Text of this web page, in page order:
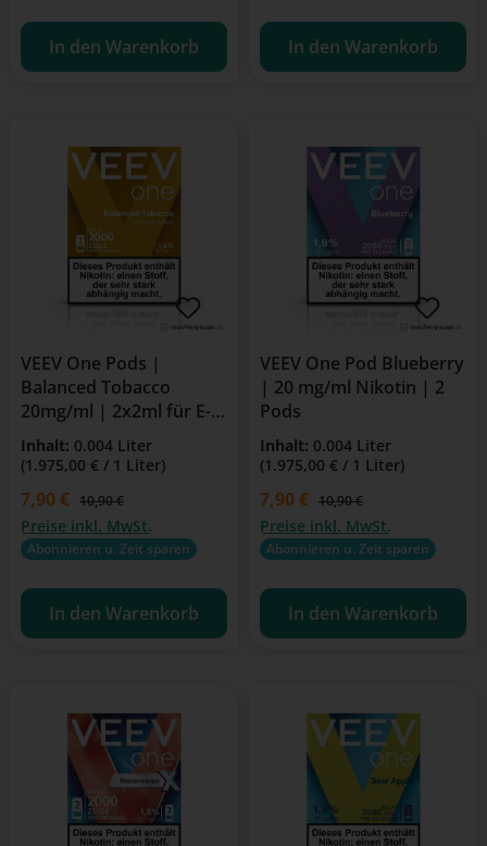
In den Warenkorb In den Warenkorb
VEEV One Pods |
Balanced Tobacco
20mg/ml | 2x2ml für E-
Zigarette
Inhalt: 0.004 Liter
(1.975,00 € / 1 Liter)
Verkaufspreis:
7,90 € Regulärer Preis:
10,90 €
Preise inkl. MwSt.
Abonnieren u. Zeit sparen
In den Warenkorb
VEEV One Pod Blueberry
| 20 mg/ml Nikotin | 2
Pods
Inhalt: 0.004 Liter
(1.975,00 € / 1 Liter)
Verkaufspreis:
7,90 € Regulärer Preis:
10,90 €
Preise inkl. MwSt.
Abonnieren u. Zeit sparen
In den Warenkorb